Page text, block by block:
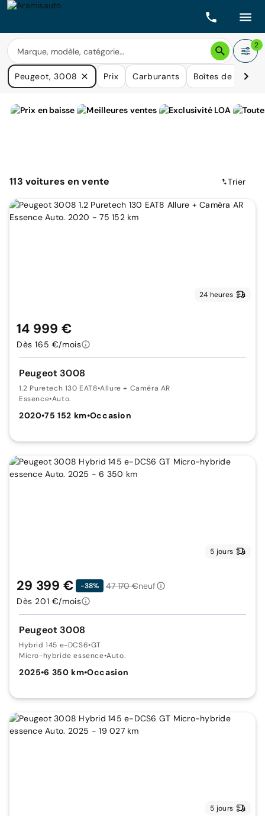
2
Peugeot, 3008 Prix Carburants Boîtes de vitesse
113 voituresen vente Trier
24 heures
Peugeot 3008
1.2 Puretech 130 EAT8•Allure + Caméra AR
Essence•Auto.
2020•75 152 km•Occasion
14 999 €
Dès 165 €/mois
5 jours
Peugeot 3008
Hybrid 145 e-DCS6•GT
Micro-hybride essence•Auto.
2025•6 350 km•Occasion
29 399 € -38% 47 170 €neuf
Dès 201 €/mois
5 jours